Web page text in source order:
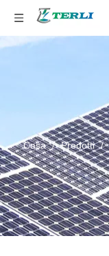
Casa / Prodotti /